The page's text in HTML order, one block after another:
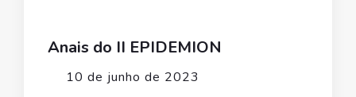
Anais do II EPIDEMION
10 de junho de 2023